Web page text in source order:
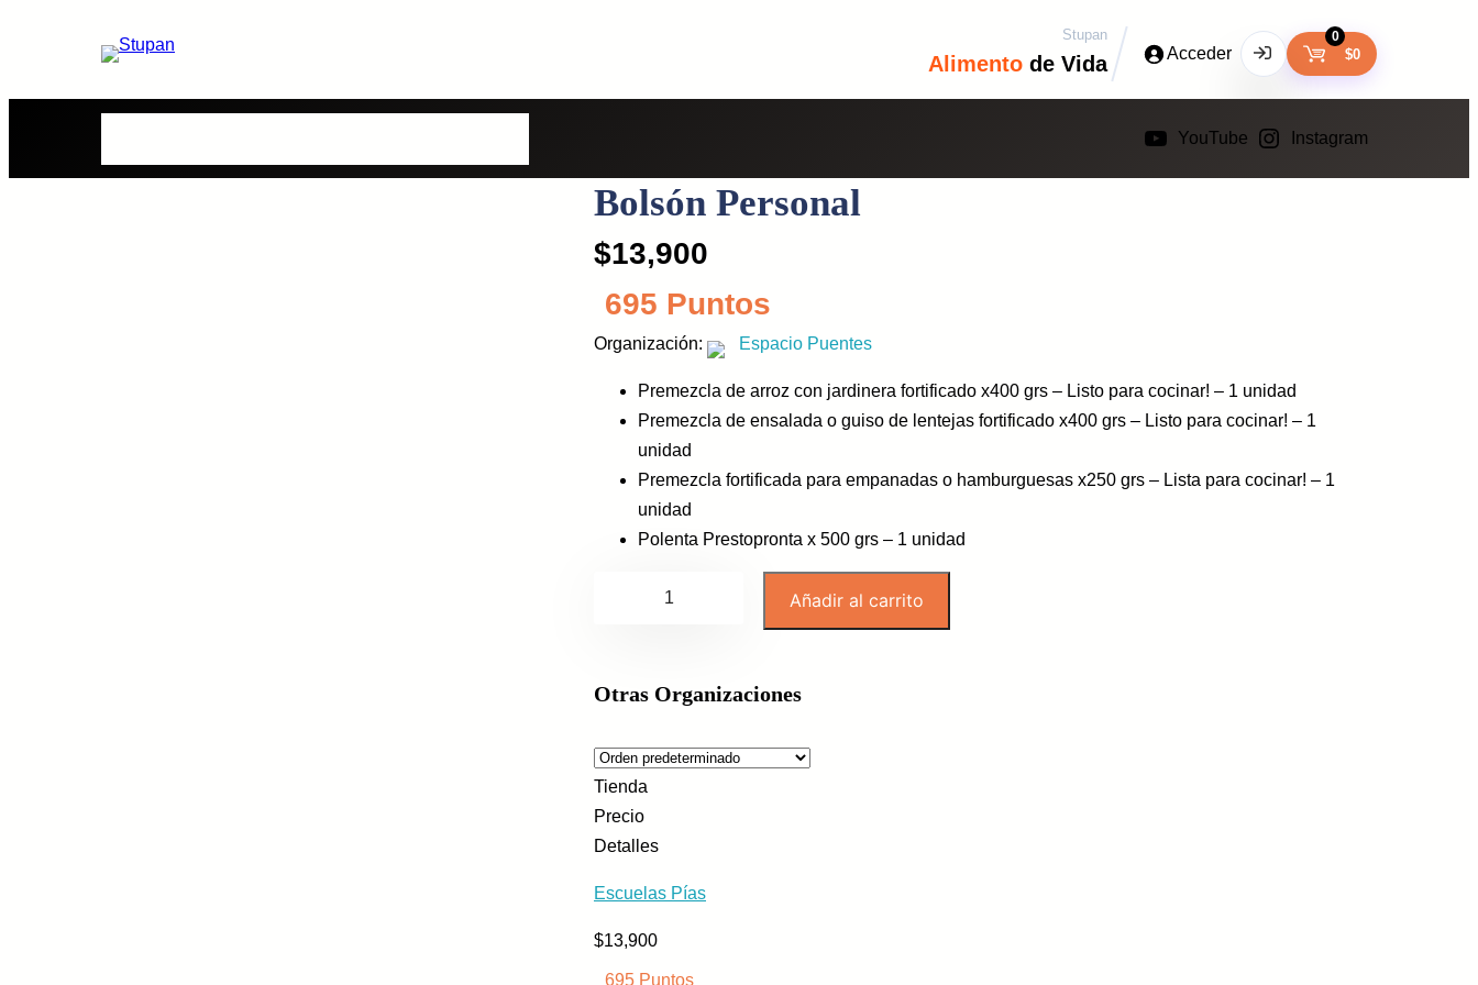
Stupan
Alimento de Vida Acceder
Usuario o Correo Electrónico
INICIA SESIÓN
Aún no tienes una cuenta?Regístrate
0
$0
YouTube Instagram
Bolsón Personal
$13,900
695 Puntos
Organización: Espacio Puentes
Premezcla de arroz con jardinera fortificado x400 grs – Listo para cocinar! – 1 unidad
Premezcla de ensalada o guiso de lentejas fortificado x400 grs – Listo para cocinar! – 1
unidad
Premezcla fortificada para empanadas o hamburguesas x250 grs – Lista para cocinar! – 1
unidad
Polenta Prestopronta x 500 grs – 1 unidad
ó
P
e
r
s
o
a
Añadir al carrito
Otras Organizaciones
Tienda
Precio
Detalles
Escuelas Pías
$13,900
695 Puntos